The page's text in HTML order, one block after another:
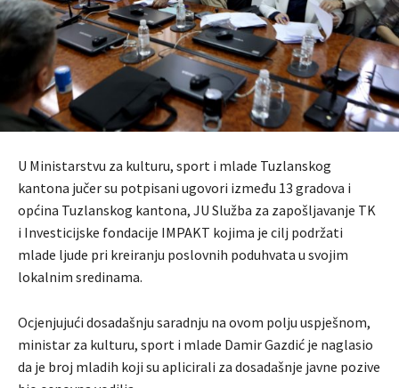
U Ministarstvu za kulturu, sport i mlade Tuzlanskog
kantona jučer su potpisani ugovori između 13 gradova i
općina Tuzlanskog kantona, JU Služba za zapošljavanje TK
i Investicijske fondacije IMPAKT kojima je cilj podržati
mlade ljude pri kreiranju poslovnih poduhvata u svojim
lokalnim sredinama.
Ocjenjujući dosadašnju saradnju na ovom polju uspješnom,
ministar za kulturu, sport i mlade Damir Gazdić je naglasio
da je broj mladih koji su aplicirali za dosadašnje javne pozive